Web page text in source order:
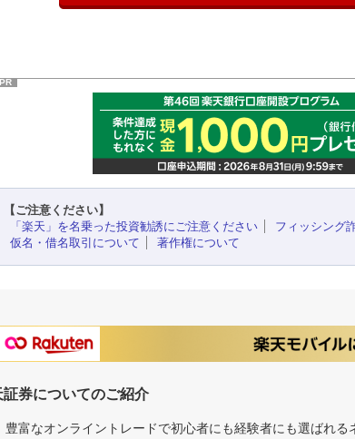
PR
【ご注意ください】
「楽天」を名乗った投資勧誘にご注意ください
フィッシング
仮名・借名取引について
著作権について
券についてのご紹介
豊富なオンライントレードで初心者にも経験者にも選ばれ